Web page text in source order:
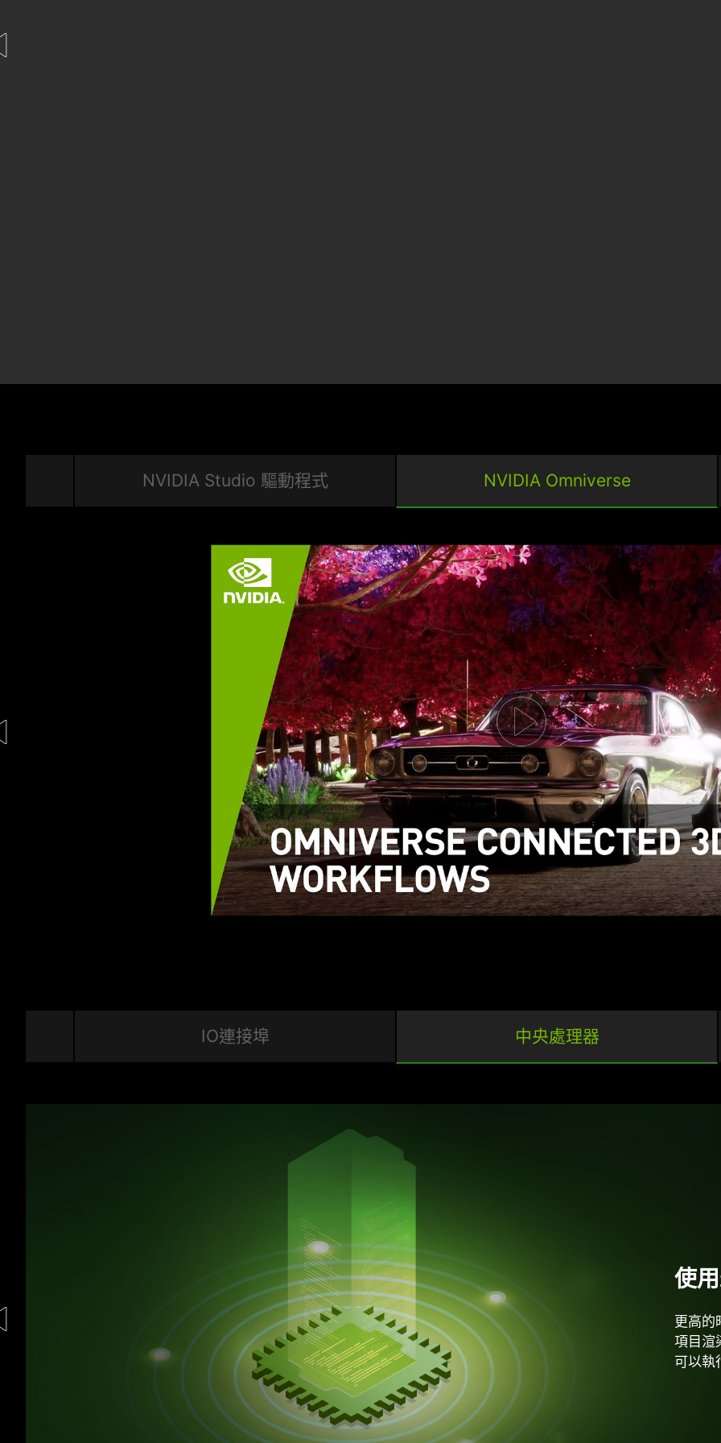
NVIDIA Studio 驅動程式 NVIDIA Omniverse
每個 NVIDIA GPU 和每個創作者的背後都有 NVIDIA Studio 驅動程式。
與創意應用程式開發人員、測試人員和工程師團隊一起，不斷優化您的
NVIDIA 硬體與您喜愛的創意應用程式協同工作的方式——強化功能、減
少重複並加快您的工作流程。 Studio 驅動程式經過廣泛測試，可提供您
所需的性能和可靠性，讓您能夠以飛快的速度進行創作。
IO連接埠 中央處理器
使
更高的
項目渲
可以執
強
同時使
和大容
力和效
閃
高達
他網路
會議..
用
MSI 電
據傳輸
任務的
多
MSI 電
您的桌
量文件